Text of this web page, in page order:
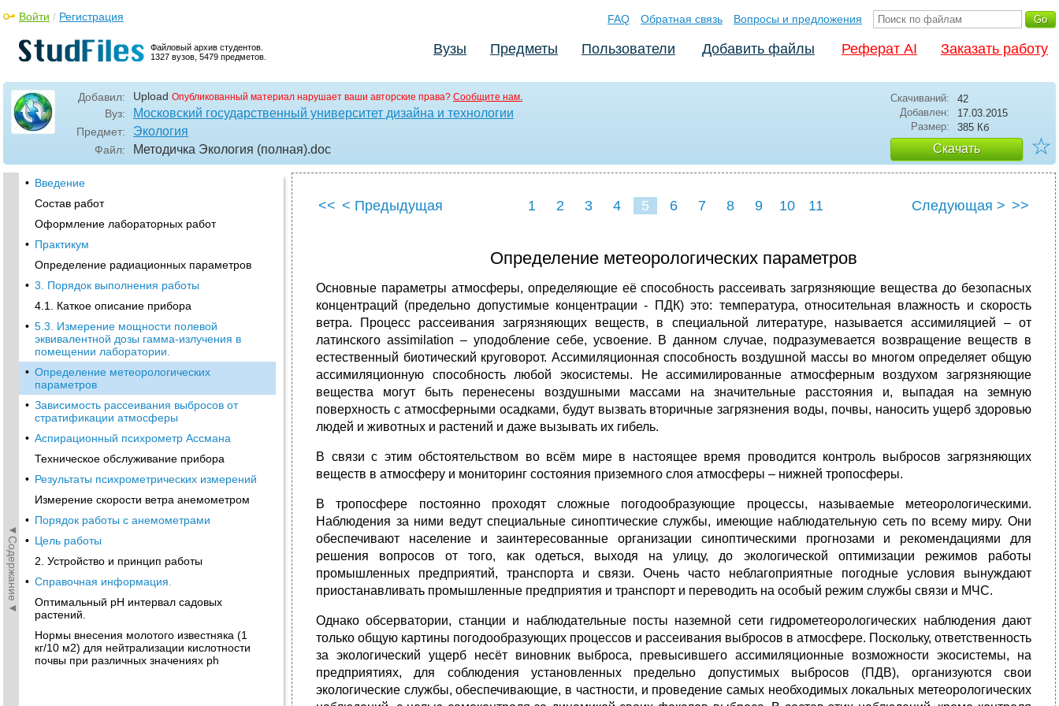
Файловый архив студентов.
1327 вузов, 5479 предметов.
Войти / Регистрация FAQ Обратная связь Вопросы и предложения
Вузы Предметы Пользователи Добавить файлы Реферат AI Заказать работу
Добавил: Upload Опубликованный материал нарушает ваши авторские права? Сообщите нам.
Вуз: Московский государственный университет дизайна и технологии
Предмет: Экология
Файл: Методичка Экология (полная).doc
Скачиваний:
42
Добавлен:
17.03.2015
Размер:
385 Кб
Скачать ☆
◄Содержание◄
• Введение
Состав работ
Оформление лабораторных работ
• Практикум
Определение радиационных параметров
• 3. Порядок выполнения работы
4.1. Каткое описание прибора
• 5.3. Измерение мощности полевой
эквивалентной дозы гамма-излучения в
помещении лаборатории.
• Определение метеорологических
параметров
• Зависимость рассеивания выбросов от
стратификации атмосферы
• Аспирационный психрометр Ассмана
Техническое обслуживание прибора
• Результаты психрометрических измерений
Измерение скорости ветра анемометром
• Порядок работы с анемометрами
• Цель работы
2. Устройство и принцип работы
• Справочная информация.
Оптимальный рН интервал садовых
растений.
Нормы внесения молотого известняка (1
кг/10 м2) для нейтрализации кислотности
почвы при различных значениях ph
<< < Предыдущая 1 2 3 4 5 6 7 8 9 10 11 Следующая > >>
Определение метеорологических параметров
Основные параметры атмосферы, определяющие её способность рассеивать загрязняющие вещества до безопасных
концентраций (предельно допустимые концентрации - ПДК) это: температура, относительная влажность и скорость
ветра. Процесс рассеивания загрязняющих веществ, в специальной литературе, называется ассимиляцией – от
латинского assimilation – уподобление себе, усвоение. В данном случае, подразумевается возвращение веществ в
естественный биотический круговорот. Ассимиляционная способность воздушной массы во многом определяет общую
ассимиляционную способность любой экосистемы. Не ассимилированные атмосферным воздухом загрязняющие
вещества могут быть перенесены воздушными массами на значительные расстояния и, выпадая на земную
поверхность с атмосферными осадками, будут вызвать вторичные загрязнения воды, почвы, наносить ущерб здоровью
людей и животных и растений и даже вызывать их гибель.
В связи с этим обстоятельством во всём мире в настоящее время проводится контроль выбросов загрязняющих
веществ в атмосферу и мониторинг состояния приземного слоя атмосферы – нижней тропосферы.
В тропосфере постоянно проходят сложные погодообразующие процессы, называемые метеорологическими.
Наблюдения за ними ведут специальные синоптические службы, имеющие наблюдательную сеть по всему миру. Они
обеспечивают население и заинтересованные организации синоптическими прогнозами и рекомендациями для
решения вопросов от того, как одеться, выходя на улицу, до экологической оптимизации режимов работы
промышленных предприятий, транспорта и связи. Очень часто неблагоприятные погодные условия вынуждают
приостанавливать промышленные предприятия и транспорт и переводить на особый режим службы связи и МЧС.
Однако обсерватории, станции и наблюдательные посты наземной сети гидрометеорологических наблюдения дают
только общую картины погодообразующих процессов и рассеивания выбросов в атмосфере. Поскольку, ответственность
за экологический ущерб несёт виновник выброса, превысившего ассимиляционные возможности экосистемы, на
предприятиях, для соблюдения установленных предельно допустимых выбросов (ПДВ), организуются свои
экологические службы, обеспечивающие, в частности, и проведение самых необходимых локальных метеорологических